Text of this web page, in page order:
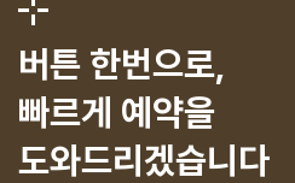
버튼 한번으로,
빠르게 예약을
도와드리겠습니다